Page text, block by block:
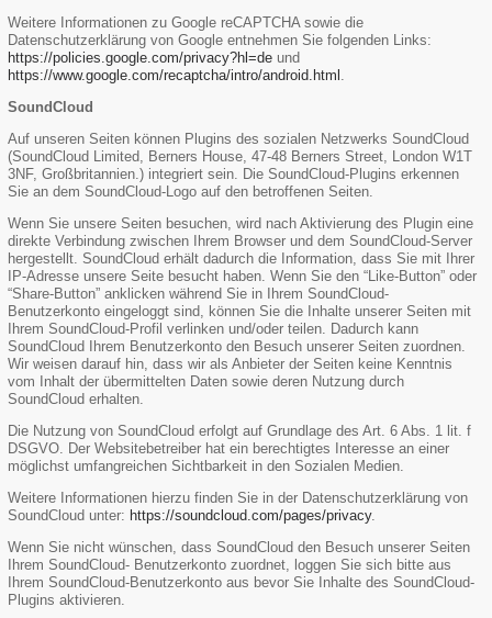
Weitere Informationen zu Google reCAPTCHA sowie die
Datenschutzerklärung von Google entnehmen Sie folgenden Links:
https://policies.google.com/privacy?hl=de und
https://www.google.com/recaptcha/intro/android.html
SoundCloud
Auf unseren Seiten können Plugins des sozialen Netzwerks SoundCloud
(SoundCloud Limited, Berners House, 47-48 Berners Street, London W1T
3NF, Großbritannien.) integriert sein. Die SoundCloud-Plugins erkennen
Sie an dem SoundCloud-Logo auf den betroffenen Seiten.
Wenn Sie unsere Seiten besuchen, wird nach Aktivierung des Plugin eine
direkte Verbindung zwischen Ihrem Browser und dem SoundCloud-Server
hergestellt. SoundCloud erhält dadurch die Information, dass Sie mit Ihrer
IP-Adresse unsere Seite besucht haben. Wenn Sie den “Like-Button” oder
“Share-Button” anklicken während Sie in Ihrem SoundCloud-
Benutzerkonto eingeloggt sind, können Sie die Inhalte unserer Seiten mit
Ihrem SoundCloud-Profil verlinken und/oder teilen. Dadurch kann
SoundCloud Ihrem Benutzerkonto den Besuch unserer Seiten zuordnen.
Wir weisen darauf hin, dass wir als Anbieter der Seiten keine Kenntnis
vom Inhalt der übermittelten Daten sowie deren Nutzung durch
SoundCloud erhalten.
Die Nutzung von SoundCloud erfolgt auf Grundlage des Art. 6 Abs. 1 lit. f
DSGVO. Der Websitebetreiber hat ein berechtigtes Interesse an einer
möglichst umfangreichen Sichtbarkeit in den Sozialen Medien.
Weitere Informationen hierzu finden Sie in der Datenschutzerklärung von
SoundCloud unter: https://soundcloud.com/pages/privacy.
Wenn Sie nicht wünschen, dass SoundCloud den Besuch unserer Seiten
Ihrem SoundCloud- Benutzerkonto zuordnet, loggen Sie sich bitte aus
Ihrem SoundCloud-Benutzerkonto aus bevor Sie Inhalte des SoundCloud-
Plugins aktivieren.